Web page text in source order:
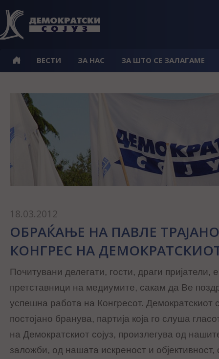
ВЕСТИ ЗА НАС ЗА ШТО СЕ ЗАЛАГАМЕ
18.03.2012
ОБРАЌАЊЕ НА ПАВЛЕ
КОНГРЕС НА
Почитувани делегати, гости, драги пријатели,
претставници на медиумите, сакам да Ве
успешна работа на Конгресот. Демократскиот
постојано бранува, партија која го слуша
на Демократскиот сојуз, произлегува од
заложби, од нашата искреност и